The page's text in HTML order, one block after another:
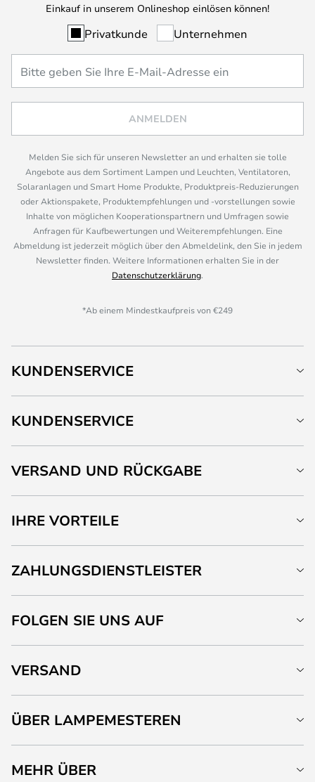
Einkauf in unserem Onlineshop einlösen können!
Privatkunde Unternehmen
ANMELDEN
Melden Sie sich für unseren Newsletter an und erhalten sie tolle
Angebote aus dem Sortiment Lampen und Leuchten, Ventilatoren,
Solaranlagen und Smart Home Produkte, Produktpreis-Reduzierungen
oder Aktionspakete, Produktempfehlungen und -vorstellungen sowie
Inhalte von möglichen Kooperationspartnern und Umfragen sowie
Anfragen für Kaufbewertungen und Weiterempfehlungen. Eine
Abmeldung ist jederzeit möglich über den Abmeldelink, den Sie in jedem
Newsletter finden. Weitere Informationen erhalten Sie in der
Datenschutzerklärung.
*Ab einem Mindestkaufpreis von €249
KUNDENSERVICE
KUNDENSERVICE
VERSAND UND RÜCKGABE
IHRE VORTEILE
ZAHLUNGSDIENSTLEISTER
FOLGEN SIE UNS AUF
VERSAND
ÜBER LAMPEMESTEREN
MEHR ÜBER